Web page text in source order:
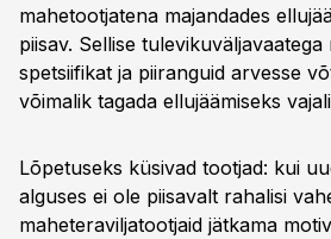
mahetootjatena majandades
piisav. Sellise
spetsiifikat ja piiranguid arvesse
võimalik tagada ellujäämiseks
Lõpetuseks küsivad tootjad: kui
alguses ei ole piisavalt rahalisi
maheteraviljatootjaid jätkama